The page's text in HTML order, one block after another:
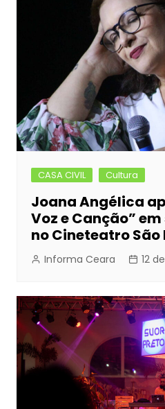
CASA CIVIL Cultura
Joana Angélica
Voz e Canção”
no Cineteatro São
Informa Ceara 12